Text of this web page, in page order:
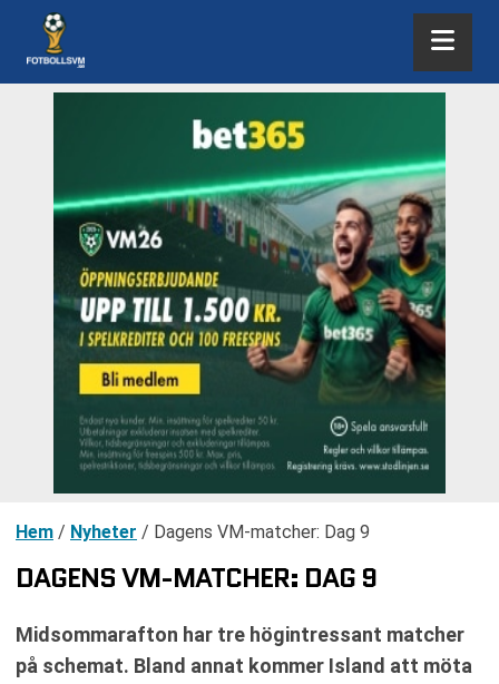
Hem / Nyheter / Dagens VM-matcher: Dag 9
DAGENS VM-MATCHER: DAG 9
Midsommarafton har tre högintressant matcher
på schemat. Bland annat kommer Island att möta